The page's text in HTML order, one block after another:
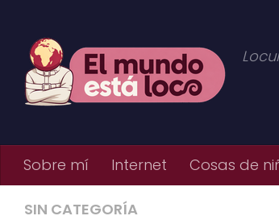
Sobre mí Internet Cosas de
SIN CATEGORÍA